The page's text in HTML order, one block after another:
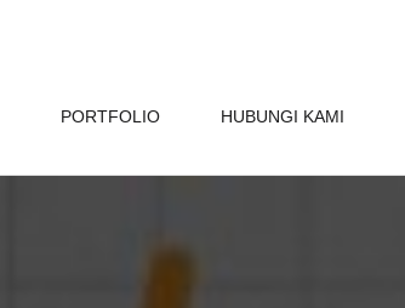
PORTFOLIO HUBUNGI KAMI